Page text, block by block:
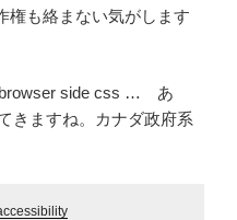
権も絡まない気がします
browser side css … あ
きますね。カナダ政府系